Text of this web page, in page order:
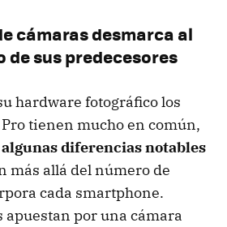
cámaras desmarca al
de sus predecesores
hardware fotográfico los
tienen mucho en común,
algunas diferencias notables
más allá del número de
cada smartphone.
por una cámara